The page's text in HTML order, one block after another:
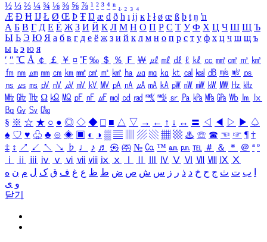
½ ⅓ ⅔ ¼ ¾ ⅛ ⅜ ⅝ ⅞ ¹ ² ³ ⁴ ⁿ ₁ ₂ ₃ ₄
Æ Ð Ħ Ĳ Ł Ø Œ Þ Ŧ Ŋ æ đ ð ħ ı ĳ ĸ ŀ ł ø œ ß þ ŧ ŋ ŉ
А Б В Г Д Е Ё Ж З И Й К Л М Н О П Р С Т У Ф Х Ц Ч Ш Щ Ъ
Ы Ь Э Ю Я а б в г д е ё ж з и й к л м н о п р с т у ф х ц ч ш щ ъ
ы ь э ю я
′ ″ ℃ Å ￠ ￡ ￥ ¤ ℉ ‰ ＄ ％ Ｆ ￦ ㎕ ㎖ ㎗ ℓ ㎘ ㏄ ㎣ ㎤ ㎥ ㎦
㎙ ㎚ ㎛ ㎜ ㎝ ㎞ ㎟ ㎠ ㎡ ㎢ ㏊ ㎍ ㎎ ㎏ ㏏ ㎈ ㎉ ㏈ ㎧ ㎨ ㎰
㎱ ㎲ ㎳ ㎴ ㎵ ㎶ ㎷ ㎸ ㎹ ㎀ ㎁ ㎂ ㎃ ㎄ ㎺ ㎻ ㎽ ㎾ ㎿ ㎐ ㎑
㎒ ㎓ ㎔ Ω ㏀ ㏁ ㎊ ㎋ ㎌ ㏖ ㏅ ㎭ ㎮ ㎯ ㏛ ㎩ ㎪ ㎫ ㎬ ㏝ ㏐
㏓
㏃ ㏉ ㏜ ㏆
§ ※ ☆ ★ ○ ● ◎ ◇ ◆ □ ■ △ ▽ → ← ↑ ↓ ↔ 〓 ◁ ◀ ▷ ▶ ♤
♠ ♡ ♥ ♧ ♣ ⊙ ◈ ▣ ◐ ◑ ▒ ▤ ▨ ▧ ▦ ▩ ♨ ☏ ☎ ☜ ☞ ¶ †
‡ ↕ ↗ ↙ ↖ ↘ ♭ ♩ ♪ ♬ ㉿ ㈜ № ㏇ ™ ㏂ ㏘ ℡ ＃ ＆ ＊ ＠ ª º
ⅰ
ⅱ ⅲ ⅳ ⅴ ⅵ ⅶ ⅷ ⅸ ⅹ Ⅳ Ⅴ Ⅵ Ⅶ Ⅷ Ⅸ Ⅹ
ب ت ث ج ح خ د ذ ر ز س ش ص ض ط ظ ع غ ف ق ک ل م ن ه
و ی
닫기